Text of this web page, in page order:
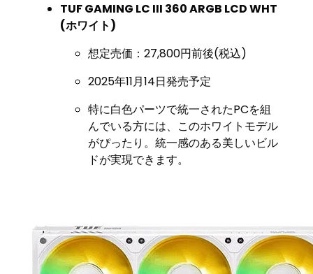
TUF GAMING LC III 360 ARGB LCD WHT
(ホワイト)
想定売価：27,800円前後(税込)
2025年11月14日発売予定
特に白色パーツで統一されたPCを組
んでいる方には、このホワイトモデル
がぴったり。統一感のある美しいビル
ドが実現できます。